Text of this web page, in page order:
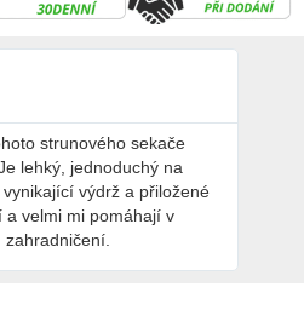
strunového sekače
lehký, jednoduchý na
výdrž a přiložené
a velmi mi pomáhají v
zahradničení.